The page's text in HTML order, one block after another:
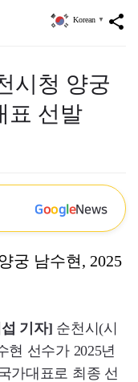
share
Korean ▼
시청 양궁
표 선발
GoogleNews
궁 남수현, 2025
기자] 순천시(시
현 선수가 2025년
가대표로 최종 선